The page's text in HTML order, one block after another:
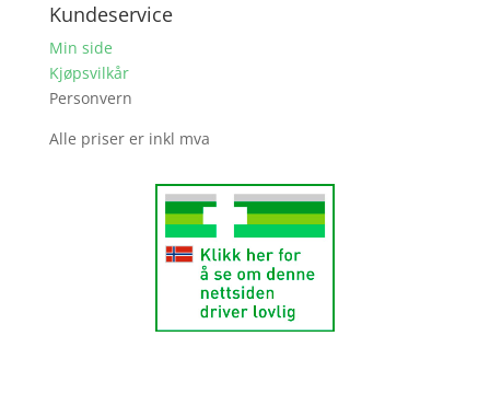
Kundeservice
Min side
Kjøpsvilkår
Personvern
Alle priser er inkl mva